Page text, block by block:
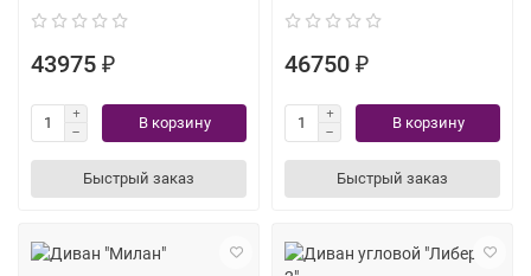
43975 ₽
В корзину
Быстрый заказ
46750 ₽
В корзину
Быстрый заказ